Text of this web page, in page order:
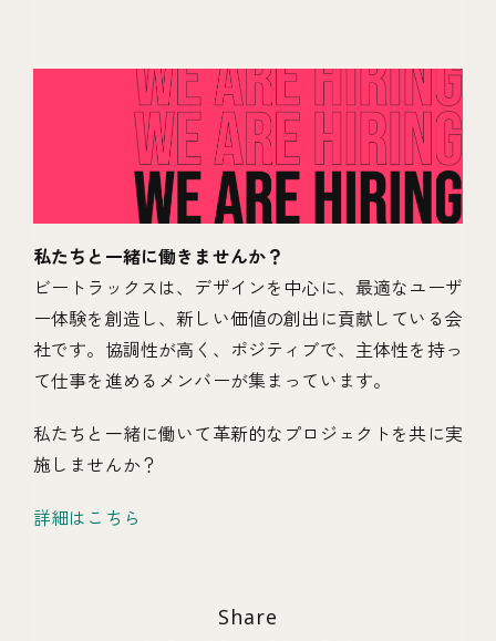
私たちと一緒に働きませんか？
ビートラックスは、デザインを中心に、最適なユーザ
ー体験を創造し、新しい価値の創出に貢献している会
社です。協調性が高く、ポジティブで、主体性を持っ
て仕事を進めるメンバーが集まっています。
私たちと一緒に働いて革新的なプロジェクトを共に実
施しませんか？
詳細はこちら
Share